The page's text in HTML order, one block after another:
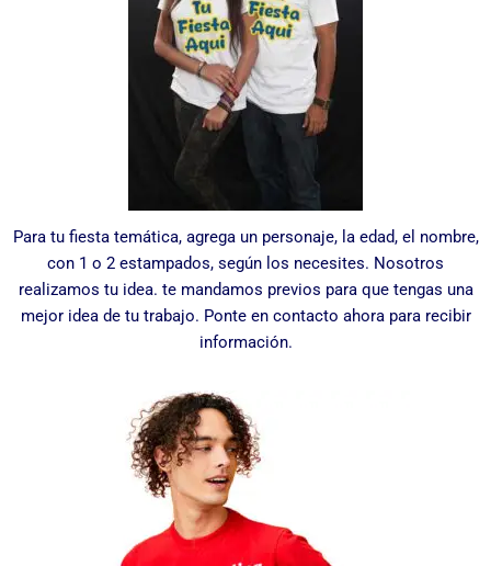
Para tu fiesta temática, agrega un personaje, la edad, el nombre,
con 1 o 2 estampados, según los necesites. Nosotros
realizamos tu idea. te mandamos previos para que tengas una
mejor idea de tu trabajo. Ponte en contacto ahora para recibir
información.